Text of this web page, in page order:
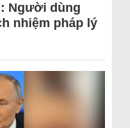
Người dùng
nhiệm pháp lý